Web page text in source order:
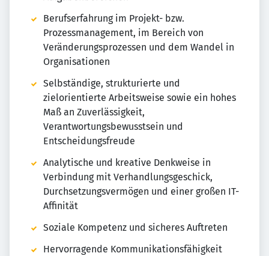
Berufserfahrung im Projekt- bzw.
Prozessmanagement, im Bereich von
Veränderungsprozessen und dem Wandel in
Organisationen
Selbständige, strukturierte und
zielorientierte Arbeitsweise sowie ein hohes
Maß an Zuverlässigkeit,
Verantwortungsbewusstsein und
Entscheidungsfreude
Analytische und kreative Denkweise in
Verbindung mit Verhandlungsgeschick,
Durchsetzungsvermögen und einer großen IT-
Affinität
Soziale Kompetenz und sicheres Auftreten
Hervorragende Kommunikationsfähigkeit